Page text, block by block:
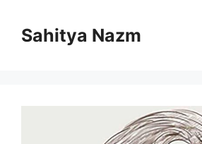
Sahitya Nazm